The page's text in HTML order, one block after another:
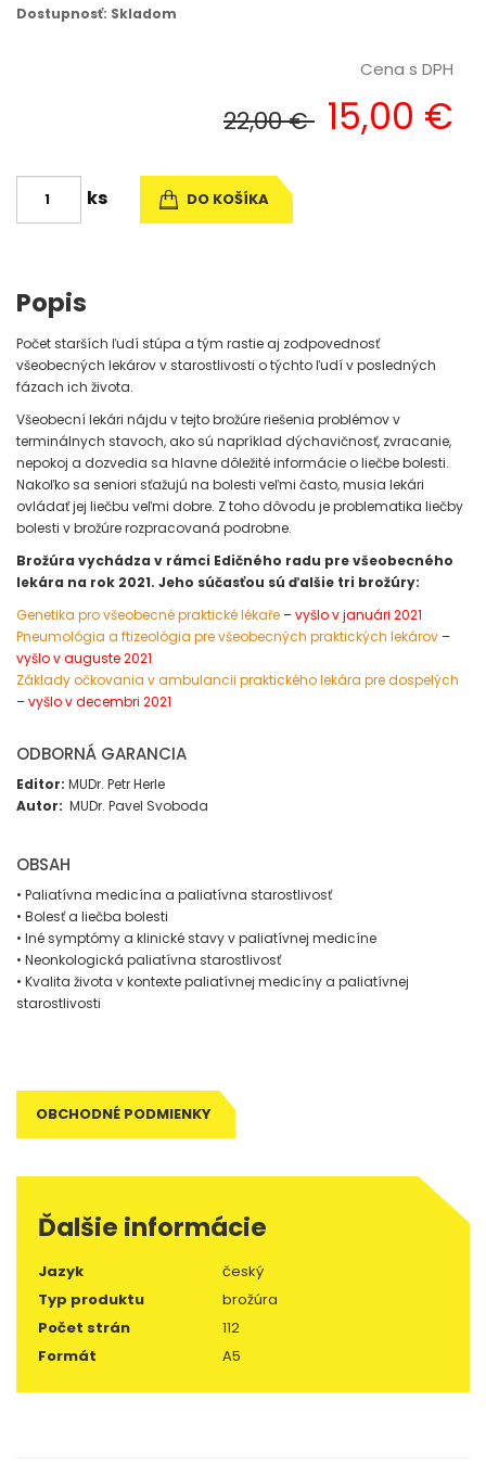
Dostupnosť: Skladom
Cena s DPH
22,00 € 15,00 €
ks DO KOŠÍKA
Popis
Počet starších ľudí stúpa a tým rastie aj zodpovednosť
všeobecných lekárov v starostlivosti o týchto ľudí v posledných
fázach ich života.
Všeobecní lekári nájdu v tejto brožúre riešenia problémov v
terminálnych stavoch, ako sú napríklad dýchavičnosť, zvracanie,
nepokoj a dozvedia sa hlavne dôležité informácie o liečbe bolesti.
Nakoľko sa seniori sťažujú na bolesti veľmi často, musia lekári
ovládať jej liečbu veľmi dobre. Z toho dôvodu je problematika liečby
bolesti v brožúre rozpracovaná podrobne.
Brožúra vychádza v rámci Edičného radu pre všeobecného
lekára na rok 2021. Jeho súčasťou sú ďalšie tri brožúry:
Genetika pro všeobecné praktické lékaře –vyšlo v januári 2021
Pneumológia a ftizeológia pre všeobecných praktických lekárov –
vyšlo v auguste 2021
Základy očkovania v ambulancii praktického lekára pre dospelých
–vyšlo v decembri 2021
ODBORNÁ GARANCIA
Editor: MUDr. Petr Herle
Autor: MUDr. Pavel Svoboda
OBSAH
• Paliatívna medicína a paliatívna starostlivosť
• Bolesť a liečba bolesti
• Iné symptómy a klinické stavy v paliatívnej medicíne
• Neonkologická paliatívna starostlivosť
• Kvalita života v kontexte paliatívnej medicíny a paliatívnej
starostlivosti
OBCHODNÉ PODMIENKY
Ďalšie informácie
Jazyk
český
Typ produktu
brožúra
Počet strán
112
Formát
A5